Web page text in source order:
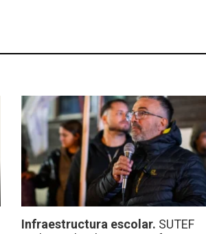
Infraestructura escolar. SUTEF